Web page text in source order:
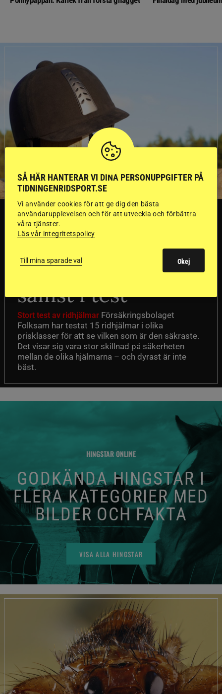
SVERIGE
Dyraste
ridhjälmarna blev
sämst i test
Stort test av ridhjälmar Försäkringsbolaget
Folksam har testat 15 ridhjälmar i olika
prisklasser för att se vilken som är den säkraste.
Det visar sig vara stor skillnad på säkerheten
mellan de olika hjälmarna – och dyrast är inte
bäst.
HINGSTAR ONLINE
GODKÄNDA HINGSTAR I
FLERA KATEGORIER MED
BILDER OCH FAKTA
VISA ALLA HINGSTAR
SÅ HÄR HANTERAR VI DINA PERSONUPPGIFTER PÅ
TIDNINGENRIDSPORT.SE
Vi använder cookies för att ge dig den bästa
användarupplevelsen och för att utveckla och förbättra
våra tjänster.
Läs vår integritetspolicy
Till mina sparade val Okej